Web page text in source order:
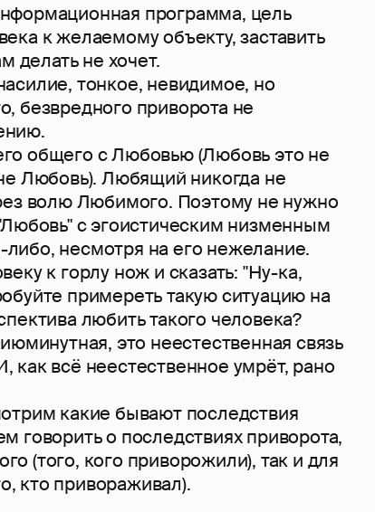
программа, цель
к желаемому объекту, заставить
делать не хочет.
тонкое, невидимое, но
безвредного приворота не
общего с Любовью (Любовь это не
Любовь). Любящий никогда не
волю Любимого. Поэтому не нужно
с эгоистическим низменным
несмотря на его нежелание.
к горлу нож и сказать: "Ну-ка,
примереть такую ситуацию на
любить такого человека?
это неестественная связь
всё неестественное умрёт, рано
какие бывают последствия
говорить о последствиях приворота,
(того, кого приворожили), так и для
кто привораживал).